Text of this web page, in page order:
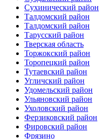
Сухинический район
Талдомский район
Талдомский район
Тарусский район
Тверская область
Торжокский район
Торопецкий район
Тутаевский район
Угличский район
Удомельский район
Ульяновский район
Ухоловский район
Ферзиковский район
Фировский район
Фрязино